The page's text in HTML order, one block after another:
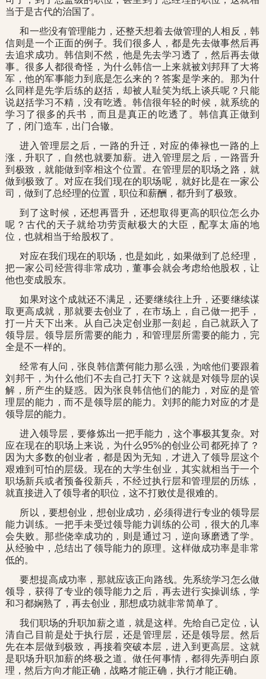
当于是古代的治国了。
和一些没有管理能力，还整天想着去做管理的人相反，韩
信则是一个正面的例子。我们很多人，都是先去做事然后再
去追求成功。韩信则不然，他是先去学习透了，然后再去做
事。很多人都很奇怪，为什么韩信一上来就被刘邦拜了大将
军，他的军事能力到底是怎么来的？答案是学来的。那为什
么同样是先学后练的赵括，却被人耻笑为纸上谈兵呢？只能
说赵括学习不精，没有吃透。韩信很年轻的时候，就系统的
学习了很多的兵书，而且是真正的吃透了。韩信真正做到
了，闭门造车，出门合辙。
进入管理层之后，一路的升迁，对应的俸禄也一路的上
涨，升职了，自然也就要加薪。进入管理层之后，一路晋升
到极致，就能做到宰相这个位置。在管理层的职场之路，就
做到极致了。对应在我们现在的职场呢，就好比是在一家公
司，做到了总经理的位置，职位和薪酬，都升到了极致。
到了这时候，还想再晋升，还想取得更高的职位怎么办
呢？古代的天子就给功劳贡献极大的大臣，配享太庙的地
位，也就相当于给股权了。
对应在我们现在的职场，也是如此，如果做到了总经理，
把一家公司经营得非常成功，董事会就会考虑给他股权，让
他也变成股东。
如果对这个成就还不满足，还要继续往上升，还要继续谋
取更高成就，那就要去创业了，在市场上，自己做一把手，
打一片天下出来。从自己决定创业那一刻起，自己就跃入了
领导层。领导层所需要的能力，和管理层所需要的能力，完
全是不一样的。
经常有人问，张良韩信萧何能力那么强，为啥他们要跟着
刘邦干，为什么他们不去自己打天下？这就是对领导层的误
解，所产生的疑惑。因为张良韩信他们的能力，对应的是管
理层的能力，而不是领导层的能力。刘邦的能力对应的才是
领导层的能力。
进入领导层，要修炼出一把手能力，这个事极其复杂。对
应在现在的职场上来说，为什么95%的创业公司都死掉了？
因为大多数的创业者，都是因为无知，才进入了领导层这个
艰难到可怕的层级。现在的大学生创业，其实就相当于一个
职场新兵或者预备役新兵，不经过执行层和管理层的历练，
就直接进入了领导者的职位，这不打败仗是很难的。
所以，要想创业，想创业成功，必须得进行专业的领导层
能力训练。一把手未受过领导能力训练的公司，很大的几率
会失败。那些侥幸成功的，则是通过习，逆向琢磨透了学。
从经验中，总结出了领导能力的原理。这样做成功率是非常
低的。
要想提高成功率，那就应该正向路线。先系统学习怎么做
领导，获得了专业的领导能力之后，再去进行实操训练，学
和习都娴熟了，再去创业，那想成功就非常简单了。
我们职场的升职加薪之道，就是这样。先给自己定位，认
清自己目前是处于执行层，还是管理层，还是领导层。然后
先在本层做到极致，再接着突破本层，进入到更高层。这就
是职场升职加薪的终极之道。做任何事情，都得先弄明白原
理，然后方向才能正确，战略才能正确，执行才能正确。